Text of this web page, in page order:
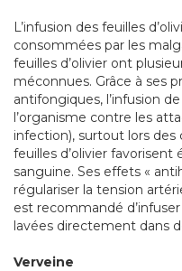
L’infusion des feuilles
consommées par les
feuilles d’olivier ont
méconnues. Grâce à ses
antifongiques, l’infusion
l’organisme contre les
infection), surtout lors
feuilles d’olivier
sanguine. Ses effets «
régulariser la tension
est recommandé
lavées directement dans
Verveine